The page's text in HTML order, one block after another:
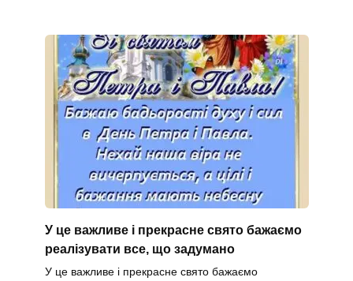
У це важливе і прекрасне свято бажаємо
реалізувати все, що задумано
У це важливе і прекрасне свято бажаємо